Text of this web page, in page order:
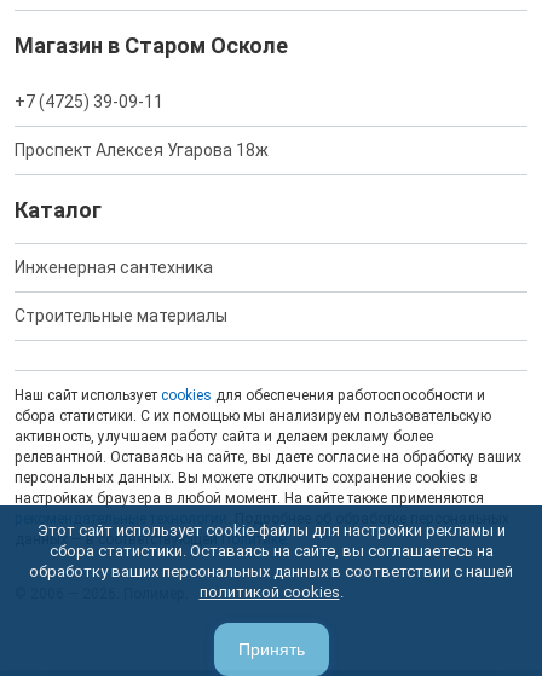
Магазин в Старом Осколе
+7 (4725) 39-09-11
Проспект Алексея Угарова 18ж
Каталог
Инженерная сантехника
Строительные материалы
Наш сайт использует cookies для обеспечения работоспособности и
сбора статистики. С их помощью мы анализируем пользовательскую
активность, улучшаем работу сайта и делаем рекламу более
релевантной. Оставаясь на сайте, вы даете согласие на обработку ваших
персональных данных. Вы можете отключить сохранение cookies в
настройках браузера в любой момент. На сайте также применяются
данных — в соответствующейПолитике.
Этот сайт использует cookie-файлы для настройки рекламы и
сбора статистики. Оставаясь на сайте, вы соглашаетесь на
обработку ваших персональных данных в соответствии с нашей
политикой cookies.
Принять